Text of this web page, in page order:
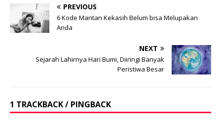
PREVIOUS
6 Kode Mantan Kekasih Belum bisa Melupakan
Anda
NEXT
Sejarah Lahirnya Hari Bumi, Diiringi Banyak
Peristiwa Besar
1 TRACKBACK / PINGBACK